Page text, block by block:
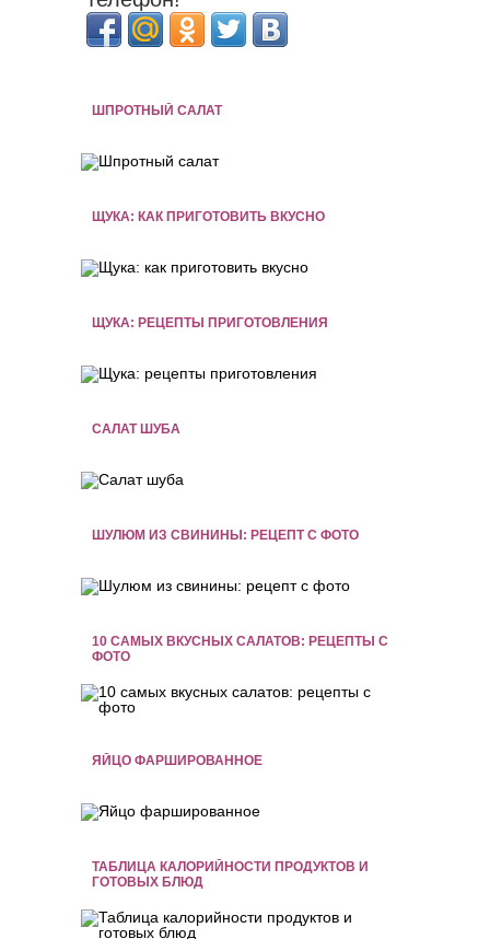
ШПРОТНЫЙ САЛАТ
ЩУКА: КАК ПРИГОТОВИТЬ ВКУСНО
ЩУКА: РЕЦЕПТЫ ПРИГОТОВЛЕНИЯ
САЛАТ ШУБА
ШУЛЮМ ИЗ СВИНИНЫ: РЕЦЕПТ С ФОТО
10 САМЫХ ВКУСНЫХ САЛАТОВ: РЕЦЕПТЫ С
ФОТО
ЯЙЦО ФАРШИРОВАННОЕ
ТАБЛИЦА КАЛОРИЙНОСТИ ПРОДУКТОВ И
ГОТОВЫХ БЛЮД